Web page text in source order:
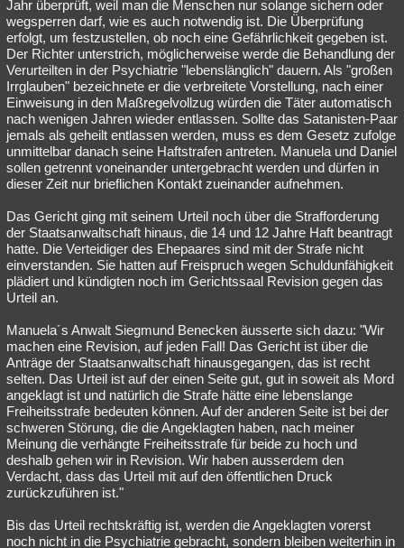
Jahr überprüft, weil man die Menschen nur solange sichern oder
wegsperren darf, wie es auch notwendig ist. Die Überprüfung
erfolgt, um festzustellen, ob noch eine Gefährlichkeit gegeben ist.
Der Richter unterstrich, möglicherweise werde die Behandlung der
Verurteilten in der Psychiatrie "lebenslänglich" dauern. Als "großen
Irrglauben" bezeichnete er die verbreitete Vorstellung, nach einer
Einweisung in den Maßregelvollzug würden die Täter automatisch
nach wenigen Jahren wieder entlassen. Sollte das Satanisten-Paar
jemals als geheilt entlassen werden, muss es dem Gesetz zufolge
unmittelbar danach seine Haftstrafen antreten. Manuela und Daniel
sollen getrennt voneinander untergebracht werden und dürfen in
dieser Zeit nur brieflichen Kontakt zueinander aufnehmen.
Das Gericht ging mit seinem Urteil noch über die Strafforderung
der Staatsanwaltschaft hinaus, die 14 und 12 Jahre Haft beantragt
hatte. Die Verteidiger des Ehepaares sind mit der Strafe nicht
einverstanden. Sie hatten auf Freispruch wegen Schuldunfähigkeit
plädiert und kündigten noch im Gerichtssaal Revision gegen das
Urteil an.
Manuela´s Anwalt Siegmund Benecken äusserte sich dazu: "Wir
machen eine Revision, auf jeden Fall! Das Gericht ist über die
Anträge der Staatsanwaltschaft hinausgegangen, das ist recht
selten. Das Urteil ist auf der einen Seite gut, gut in soweit als Mord
angeklagt ist und natürlich die Strafe hätte eine lebenslange
Freiheitsstrafe bedeuten können. Auf der anderen Seite ist bei der
schweren Störung, die die Angeklagten haben, nach meiner
Meinung die verhängte Freiheitsstrafe für beide zu hoch und
deshalb gehen wir in Revision. Wir haben ausserdem den
Verdacht, dass das Urteil mit auf den öffentlichen Druck
zurückzuführen ist."
Bis das Urteil rechtskräftig ist, werden die Angeklagten vorerst
noch nicht in die Psychiatrie gebracht, sondern bleiben weiterhin in